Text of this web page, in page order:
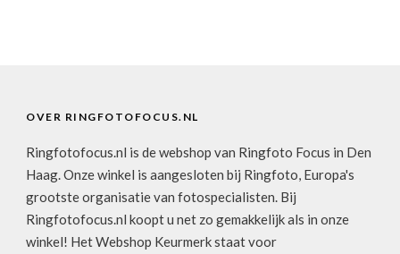
OVER RINGFOTOFOCUS.NL
Ringfotofocus.nl is de webshop van Ringfoto Focus in Den
Haag. Onze winkel is aangesloten bij Ringfoto, Europa's
grootste organisatie van fotospecialisten. Bij
Ringfotofocus.nl koopt u net zo gemakkelijk als in onze
winkel! Het Webshop Keurmerk staat voor